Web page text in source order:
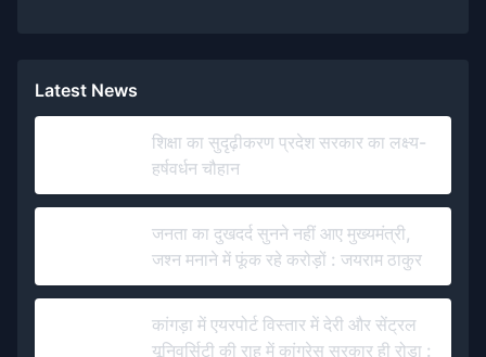
Latest News
शिक्षा का सुदृढ़ीकरण प्रदेश सरकार का लक्ष्य-
हर्षवर्धन चौहान
जनता का दुखदर्द सुनने नहीं आए मुख्यमंत्री,
जश्न मनाने में फूंक रहे करोड़ों : जयराम ठाकुर
कांगड़ा में एयरपोर्ट विस्तार में देरी और सेंट्रल
यूनिवर्सिटी की राह में कांग्रेस सरकार ही रोड़ा :